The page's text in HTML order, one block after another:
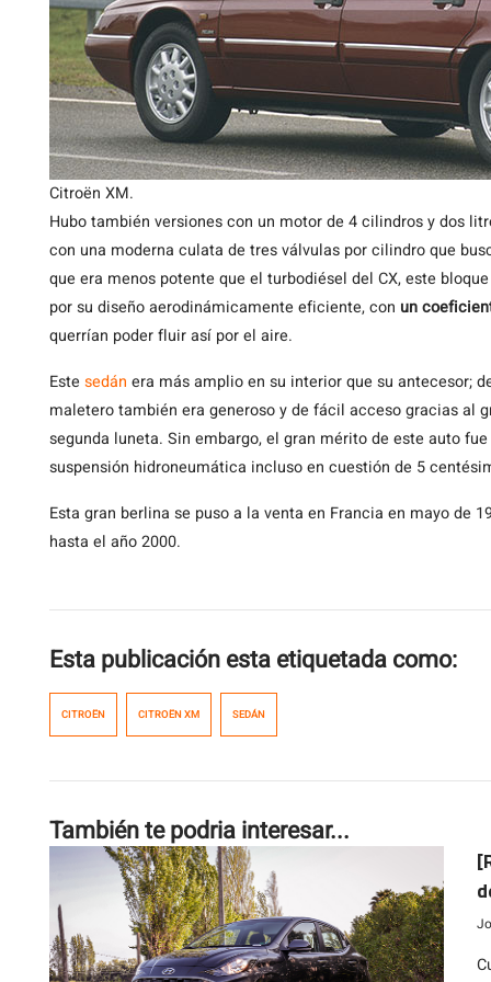
Citroën XM.
Hubo también versiones con un motor de 4 cilindros y dos
con una moderna culata de tres válvulas por cilindro que
que era menos potente que el turbodiésel del CX, este
por su diseño aerodinámicamente eficiente, con un
querrían poder fluir así por el aire.
Este sedán era más amplio en su interior que su antecesor;
maletero también era generoso y de fácil acceso gracias al
segunda luneta. Sin embargo, el gran mérito de este auto
suspensión hidroneumática incluso en cuestión de 5
Esta gran berlina se puso a la venta en Francia en mayo de
hasta el año 2000.
Esta publicación esta etiquetada como:
CITROËN CITROËN XM SEDÁN
También te podria interesar...